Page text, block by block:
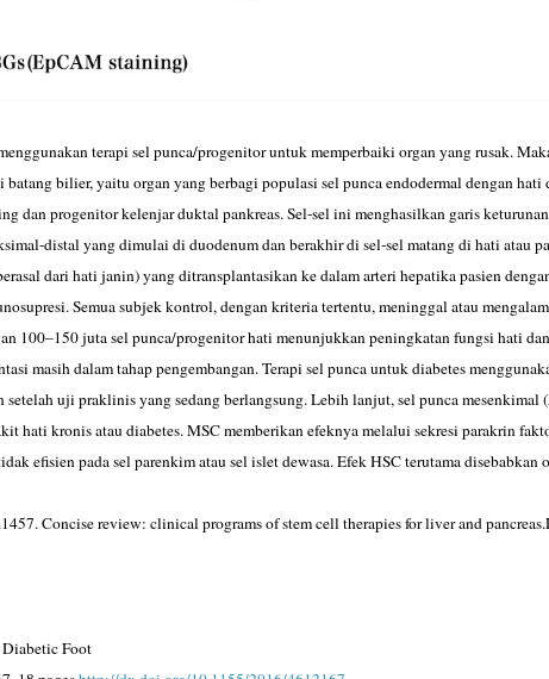
terapi sel punca/progenitor untuk memperbaiki organ yang rusak.
bilier, yaitu organ yang berbagi populasi sel punca endodermal dengan hati
dan progenitor kelenjar duktal pankreas. Sel-sel ini menghasilkan garis
distal yang dimulai di duodenum dan berakhir di sel-sel matang di hati atau
dari hati janin) yang ditransplantasikan ke dalam arteri hepatika pasien
Semua subjek kontrol, dengan kriteria tertentu, meninggal atau
100–150 juta sel punca/progenitor hati menunjukkan peningkatan fungsi hati
masih dalam tahap pengembangan. Terapi sel punca untuk diabetes
uji praklinis yang sedang berlangsung. Lebih lanjut, sel punca mesenkimal
hati kronis atau diabetes. MSC memberikan efeknya melalui sekresi parakrin
efisien pada sel parenkim atau sel islet dewasa. Efek HSC terutama disebabkan
Concise review: clinical programs of stem cell therapies for liver and
Diabetic Foot